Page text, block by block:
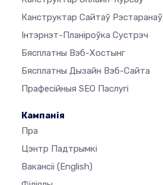
Канструктар Сайтаў Рэстаранаў
Інтэрнэт-Планіроўка Сустрэч
Бясплатны Вэб-Хостынг
Бясплатны Дызайн Вэб-Сайта
Прафесійныя SEO Паслугі
Кампанія
Пра
Цэнтр Падтрымкі
Вакансіі (English)